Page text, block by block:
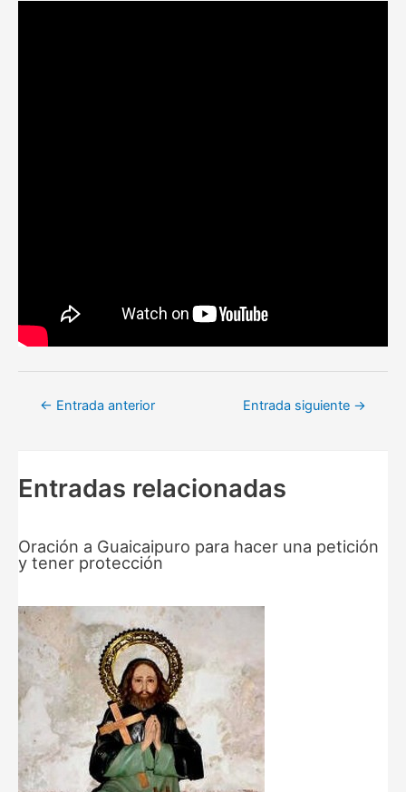
Navegación
← Entrada anterior Entrada siguiente →
Entradas relacionadas
Oración a Guaicaipuro para hacer una petición
y tener protección